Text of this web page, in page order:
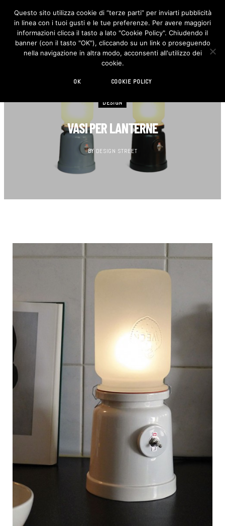
F
c
e
b
o
I
n
s
t
DESIGN
VASI PER LANTERNE
BY DESIGN STREET
Questo sito utilizza cookie di “terze parti” per inviarti pubblicità
in linea con i tuoi gusti e le tue preferenze. Per avere maggiori
informazioni clicca il tasto a lato "Cookie Policy". Chiudendo il
banner (con il tasto "OK"), cliccando su un link o proseguendo
nella navigazione in altra modo, acconsenti all'utilizzo dei
cookie.
OK COOKIE POLICY